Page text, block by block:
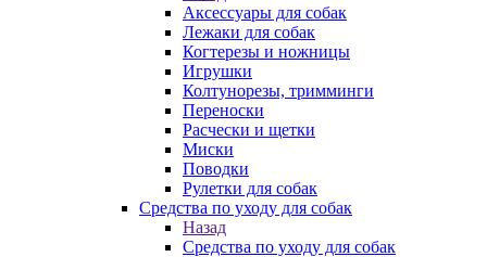
Аксессуары для собак
Лежаки для собак
Когтерезы и ножницы
Игрушки
Колтунорезы, тримминги
Переноски
Расчески и щетки
Миски
Поводки
Рулетки для собак
Средства по уходу для собак
Назад
Средства по уходу для собак